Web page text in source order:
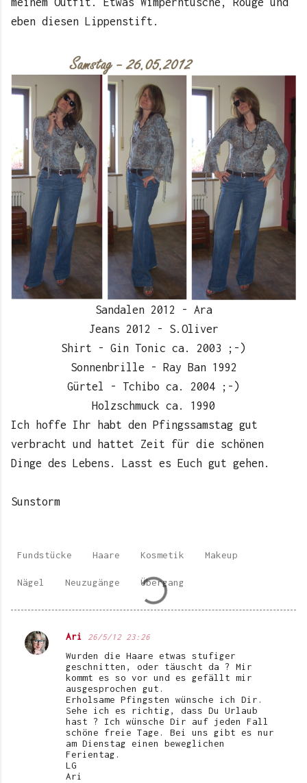
eben diesen Lippenstift.
Sandalen 2012 - Ara
Jeans 2012 - S.Oliver
Shirt - Gin Tonic ca. 2003 ;-)
Sonnenbrille - Ray Ban 1992
Gürtel - Tchibo ca. 2004 ;-)
Holzschmuck ca. 1990
Ich hoffe Ihr habt den Pfingssamstag gut
verbracht und hattet Zeit für die schönen
Dinge des Lebens. Lasst es Euch gut gehen.
Sunstorm
Fundstücke Haare Kosmetik Makeup
Nägel Neuzugänge Übergang
K
Ari 26/5/12 23:26
Wurden die Haare etwas stufiger
geschnitten, oder täuscht da ? Mir
kommt es so vor und es gefällt mir
ausgesprochen gut.
Erholsame Pfingsten wünsche ich Dir.
Sehe ich es richtig, dass Du Urlaub
hast ? Ich wünsche Dir auf jeden Fall
schöne freie Tage. Bei uns gibt es nur
am Dienstag einen beweglichen
Ferientag.
LG
Ari